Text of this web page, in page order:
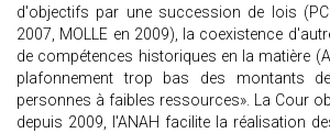
d'objectifs par une succession de lois
2007, MOLLE en 2009), la coexistence
de compétences historiques en la matière
plafonnement trop bas des montants
personnes à faibles ressources». La Cour
depuis 2009, l'ANAH facilite la réalisation